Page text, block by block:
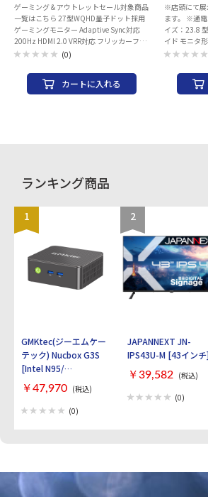
ゲーミング＆アウトレットセール対象商品
一覧はこちら 27型WQHD量子ドット採用
ゲーミングモニター Adaptive Sync対応
200Hz HDMI 2.0 VRR対応 フリッカーフリ
ーDC調光バックライト 回転、上下昇降可
(0)
カートに入れる
※店頭にて展
ます。 ※通電、
イズ：23.8
イド モニタ
スリムベゼ
類：ADS 解
HDR10 表示
15～136
kHz リフレ
HDMI3：23
～165 Hz 最
ト：LEDバッ
○ 入力端子
ーカー：搭
リモコン：
ングモニタ
ピボット機
能(水平回
間：商品到
ランキング商品
1
GMKtec(ジーエムケー
テック) Nucbox G3S
[Intel N95/
RAM:16GB/
SSD:512GB/ Windows
11 Pro]
￥47,970 (税込)
(0)
2
JAPANNEXT JN-
IPS43U-M [43イン
￥39,582 (税込)
(0)